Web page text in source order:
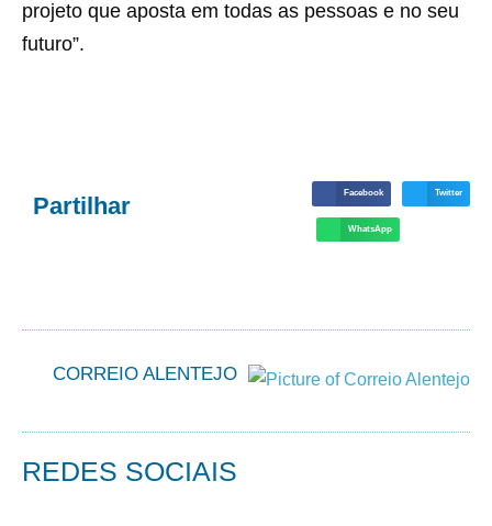
projeto que aposta em todas as pessoas e no seu
futuro”.
Partilhar Facebook Twitter
WhatsApp
CORREIO ALENTEJO
REDES SOCIAIS